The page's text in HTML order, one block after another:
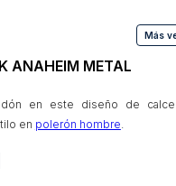
Más
ANAHEIM METAL
en este diseño de calce
en polerón hombre.